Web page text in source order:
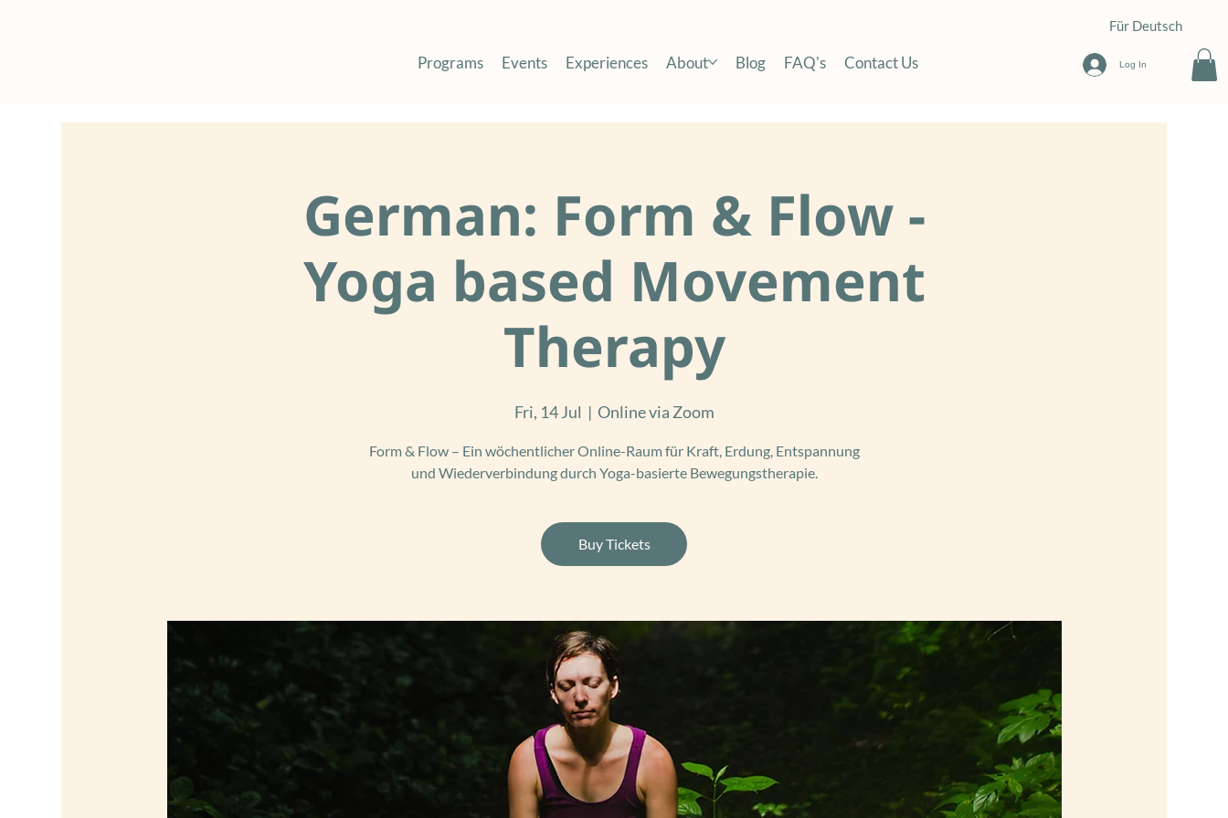
Programs Events Experiences About Blog FAQ's Contact Us Log In
Für Deutsch
German: Form & Flow -
Yoga based Movement
Therapy
Fri, 14 Jul
  |
Online via Zoom
Form & Flow – Ein wöchentlicher Online-Raum für Kraft, Erdung, Entspannung
und Wiederverbindung durch Yoga-basierte Bewegungstherapie.
Buy Tickets